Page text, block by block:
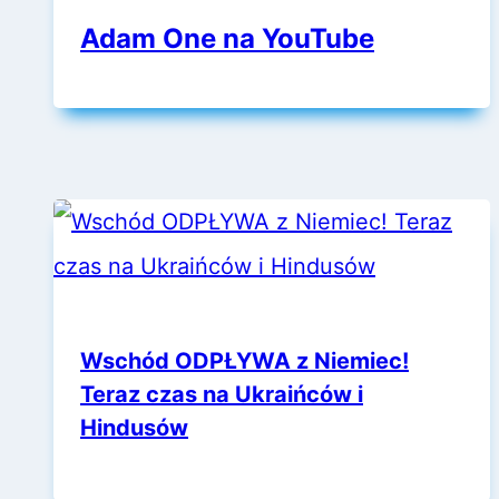
Adam One na YouTube
Wschód ODPŁYWA z Niemiec!
Teraz czas na Ukraińców i
Hindusów